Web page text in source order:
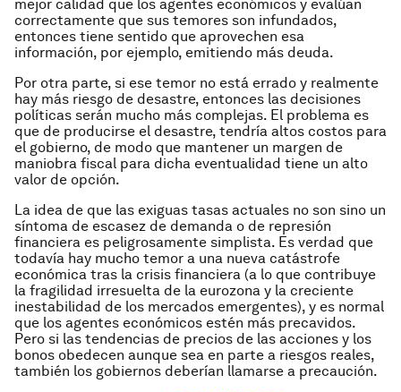
mejor calidad que los agentes económicos y evalúan
correctamente que sus temores son infundados,
entonces tiene sentido que aprovechen esa
información, por ejemplo, emitiendo más deuda.
Por otra parte, si ese temor no está errado y realmente
hay más riesgo de desastre, entonces las decisiones
políticas serán mucho más complejas. El problema es
que de producirse el desastre, tendría altos costos para
el gobierno, de modo que mantener un margen de
maniobra fiscal para dicha eventualidad tiene un alto
valor de opción.
La idea de que las exiguas tasas actuales no son sino un
síntoma de escasez de demanda o de represión
financiera es peligrosamente simplista. Es verdad que
todavía hay mucho temor a una nueva catástrofe
económica tras la crisis financiera (a lo que contribuye
la fragilidad irresuelta de la eurozona y la creciente
inestabilidad de los mercados emergentes), y es normal
que los agentes económicos estén más precavidos.
Pero si las tendencias de precios de las acciones y los
bonos obedecen aunque sea en parte a riesgos reales,
también los gobiernos deberían llamarse a precaución.